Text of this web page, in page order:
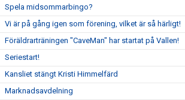
Spela midsommarbingo?
Vi är på gång igen som förening, vilket är så härligt!
Föräldrarträningen "CaveMan" har startat på Vallen!
Seriestart!
Kansliet stängt Kristi Himmelfärd
Marknadsavdelning